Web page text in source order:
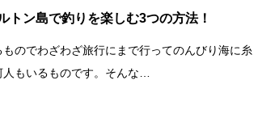
トン島で釣りを楽しむ3つの方法！
のでわざわざ旅行にまで行ってのんびり海に糸
もいるものです。そんな…